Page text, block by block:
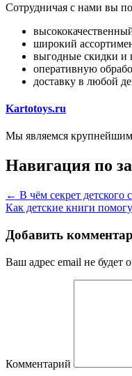
Сотрудничая с нами вы
широкий
выгодные скидки и
оперативную
доставку в любой
Kartotoys.ru
Мы являемся крупнейшим
Навигация по
← В чём секрет детского
Как детские книги
Добавить
Ваш адрес email не будет
Комментарий